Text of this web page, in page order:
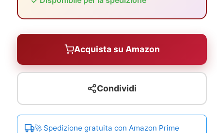
Acquista su Amazon
Condividi
🚀 Spedizione gratuita con Amazon Prime